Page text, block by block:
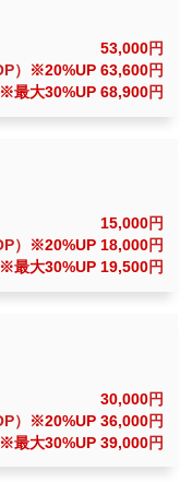
53,000円
）
※20%UP 63,600円
※最大30%UP 68,900円
15,000円
）
※20%UP 18,000円
※最大30%UP 19,500円
30,000円
）
※20%UP 36,000円
※最大30%UP 39,000円